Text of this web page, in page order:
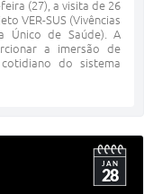
(27), a visita de 26
VER-SUS (Vivências
Único de Saúde). A
a imersão de
do sistema
JAN
28